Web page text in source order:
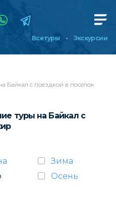
Все туры Экскурсии
Байкал с поездкой в поселок
туры на Байкал с
Зима
Осень